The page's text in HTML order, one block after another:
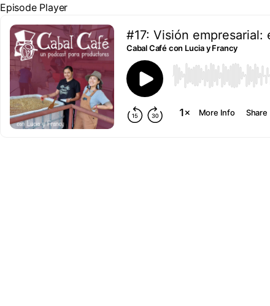
Episode Player
#17: Visión
Cabal Café con Lucia y Francy
00:00
More Info Share